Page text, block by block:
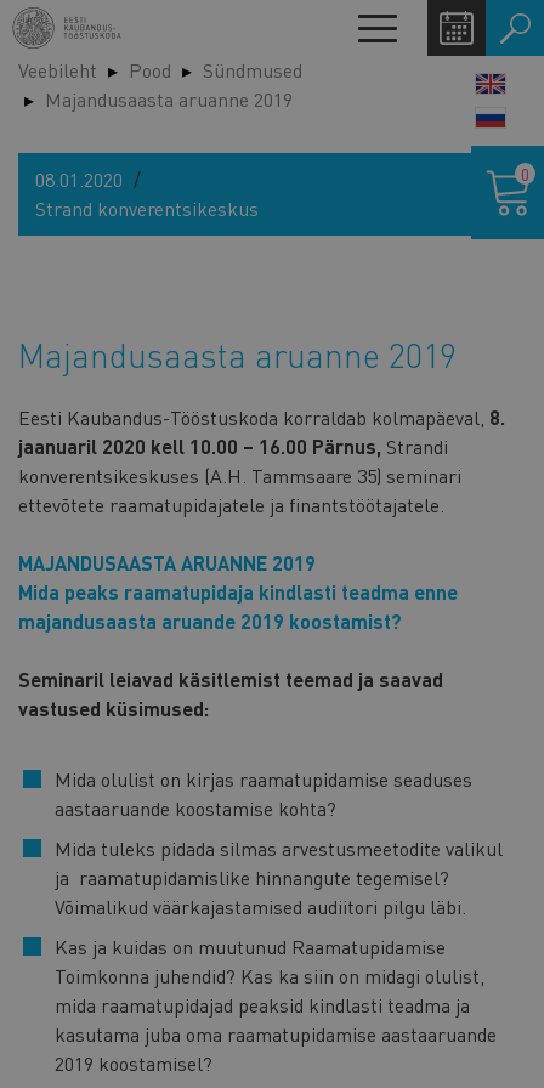
Liigu
edasi
põhisisu
juurde
Toggle
navigation
Veebileht Pood
Sündmused
Majandusaasta aruanne 2019
08.01.2020
Strand konverentsikeskus
Majandusaasta aruanne 2019
Eesti Kaubandus-Tööstuskoda korraldab kolmapäeval, 8.
jaanuaril 2020 kell 10.00 – 16.00 Pärnus, Strandi
konverentsikeskuses (A.H. Tammsaare 35) seminari
ettevõtete raamatupidajatele ja finantstöötajatele.
MAJANDUSAASTA ARUANNE 2019
Mida peaks raamatupidaja kindlasti teadma enne
majandusaasta aruande 2019 koostamist?
Seminaril leiavad käsitlemist teemad ja saavad
vastused küsimused:
Mida olulist on kirjas raamatupidamise seaduses
aastaaruande koostamise kohta?
Mida tuleks pidada silmas arvestusmeetodite valikul
ja raamatupidamislike hinnangute tegemisel?
Võimalikud väärkajastamised audiitori pilgu läbi.
Kas ja kuidas on muutunud Raamatupidamise
Toimkonna juhendid? Kas ka siin on midagi olulist,
mida raamatupidajad peaksid kindlasti teadma ja
kasutama juba oma raamatupidamise aastaaruande
2019 koostamisel?
0